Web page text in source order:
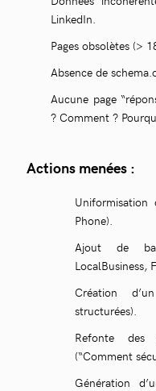
LinkedIn.
Pages obsolètes (>
Absence de
Aucune page
? Comment ?
Actions menées :
Uniformisation
Phone).
Ajout de
LocalBusiness,
Création
structurées).
Refonte
(“Comment
Génération